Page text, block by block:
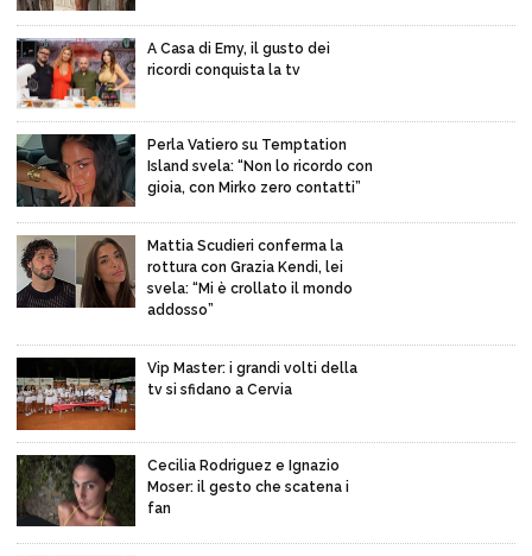
A Casa di Emy, il gusto dei
ricordi conquista la tv
Perla Vatiero su Temptation
Island svela: “Non lo ricordo con
gioia, con Mirko zero contatti”
Mattia Scudieri conferma la
rottura con Grazia Kendi, lei
svela: “Mi è crollato il mondo
addosso”
Vip Master: i grandi volti della
tv si sfidano a Cervia
Cecilia Rodriguez e Ignazio
Moser: il gesto che scatena i
fan